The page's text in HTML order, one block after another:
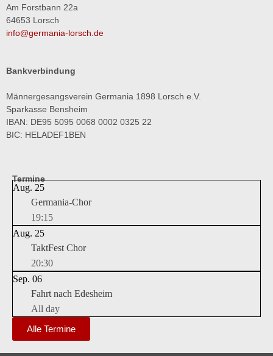
Am Forstbann 22a
64653 Lorsch
info@germania-lorsch.de
Bankverbindung
Männergesangsverein Germania 1898 Lorsch e.V.
Sparkasse Bensheim
IBAN: DE95 5095 0068 0002 0325 22
BIC: HELADEF1BEN
Termine
Aug. 25
Germania-Chor
19:15
Aug. 25
TaktFest Chor
20:30
Sep. 06
Fahrt nach Edesheim
All day
Alle Termine